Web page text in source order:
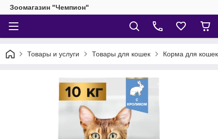
Зоомагазин "Чемпион"
Товары и услуги Товары для кошек Корма для кошек